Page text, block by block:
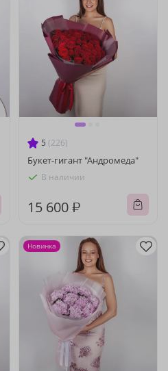
5 (226)
Букет-гигант "Андромеда"
В наличии
15 600 ₽
Новинка